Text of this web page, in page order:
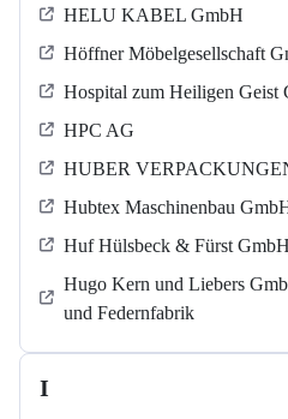
HELU KABEL GmbH
Höffner Möbelgesellschaft
Hospital zum Heiligen
HPC AG
HUBER
Hubtex Maschinenbau
Huf Hülsbeck & Fürst
Hugo Kern und Liebers
und Federnfabrik
I